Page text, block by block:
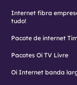
Internet fibra
tudo!
Pacote de internet
Pacotes Oi TV Livre
Oi Internet banda